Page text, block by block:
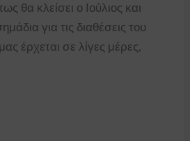
θα κλείσει ο Ιούλιος και
για τις διαθέσεις του
έρχεται σε λίγες μέρες,